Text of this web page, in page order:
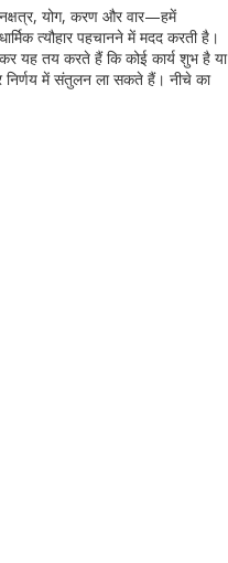
योग, करण और वार—हमें
त्यौहार पहचानने में मदद करती है।
यह तय करते हैं कि कोई कार्य शुभ है या
निर्णय में संतुलन ला सकते हैं। नीचे का